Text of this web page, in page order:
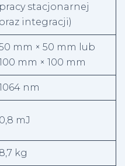
pracy stacjonarnej
oraz integracji)
mm × 50 mm lub
mm × 100 mm
nm
0,8 mJ
8,7 kg